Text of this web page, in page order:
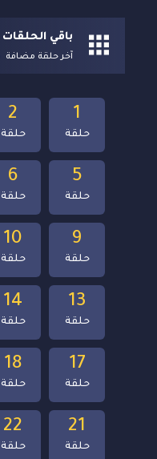
باقي الحلقات
آخر حلقة مضافة
22
حلقة
21
حلقة
18
حلقة
17
حلقة
14
حلقة
13
حلقة
10
حلقة
9
حلقة
6
حلقة
5
حلقة
2
حلقة
1
حلقة